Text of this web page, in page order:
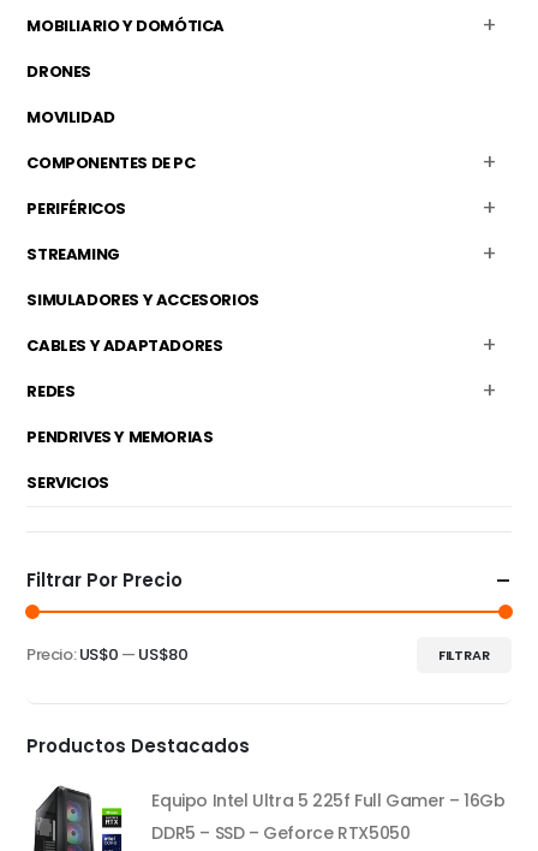
MOBILIARIO Y DOMÓTICA
DRONES
MOVILIDAD
COMPONENTES DE PC
PERIFÉRICOS
STREAMING
SIMULADORES Y ACCESORIOS
CABLES Y ADAPTADORES
REDES
PENDRIVES Y MEMORIAS
SERVICIOS
Filtrar Por Precio
mínimo
máximo
FILTRAR
Precio:US$0 — US$80
Productos Destacados
Equipo Intel Ultra 5 225f Full Gamer – 16Gb
DDR5 – SSD – Geforce RTX5050